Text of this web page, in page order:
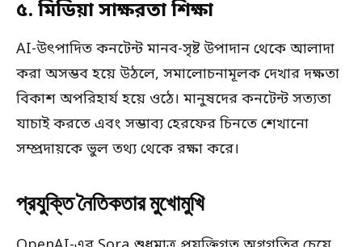
৫. মিডিয়া সাক্ষরতা শিক্ষা
AI-উৎপাদিত কনটেন্ট মানব-সৃষ্ট উপাদান থেকে আলাদা
করা অসম্ভব হয়ে উঠলে, সমালোচনামূলক দেখার দক্ষতা
বিকাশ অপরিহার্য হয়ে ওঠে। মানুষদের কনটেন্ট সত্যতা
যাচাই করতে এবং সম্ভাব্য হেরফের চিনতে শেখানো
সম্প্রদায়কে ভুল তথ্য থেকে রক্ষা করে।
প্রযুক্তি নৈতিকতার মুখোমুখি